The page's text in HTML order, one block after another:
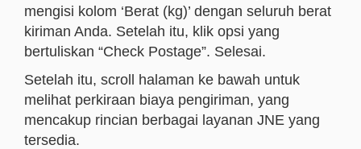
mengisi kolom ‘Berat (kg)’ dengan seluruh berat
kiriman Anda. Setelah itu, klik opsi yang
bertuliskan “Check Postage”. Selesai.
Setelah itu, scroll halaman ke bawah untuk
melihat perkiraan biaya pengiriman, yang
mencakup rincian berbagai layanan JNE yang
tersedia.